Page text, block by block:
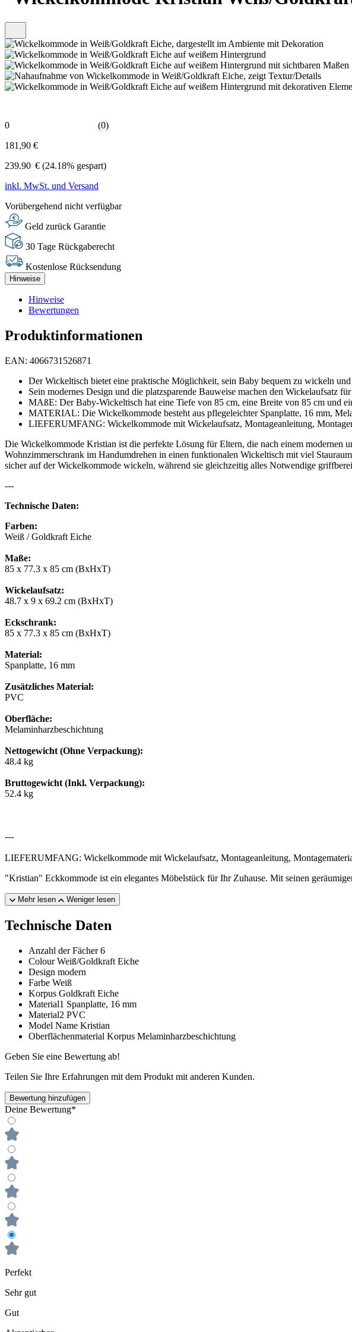
0
(0)
181,90 €
239.90 € (24.18% gespart)
inkl. MwSt. und Versand
Vorübergehend nicht verfügbar
Geld zurück Garantie
30 Tage Rückgaberecht
Kostenlose Rücksendung
Hinweise
Hinweise
Bewertungen
Produktinformationen
EAN: 4066731526871
Der Wickeltisch bietet eine praktische Möglichkeit, sein Baby bequem zu wickeln
Sein modernes Design und die platzsparende Bauweise machen den Wickelaufsatz
MAßE: Der Baby-Wickeltisch hat eine Tiefe von 85 cm, eine Breite von 85 cm und
MATERIAL: Die Wickelkommode besteht aus pflegeleichter Spanplatte, 16 mm,
LIEFERUMFANG: Wickelkommode mit Wickelaufsatz, Montageanleitung,
Die Wickelkommode Kristian ist die perfekte Lösung für Eltern, die nach einem modernen
Wohnzimmerschrank im Handumdrehen in einen funktionalen Wickeltisch mit viel
sicher auf der Wickelkommode wickeln, während sie gleichzeitig alles Notwendige
---
Technische Daten:
Farben:
Weiß / Goldkraft Eiche
Maße:
85 x 77.3 x 85 cm (BxHxT)
Wickelaufsatz:
48.7 x 9 x 69.2 cm (BxHxT)
Eckschrank:
85 x 77.3 x 85 cm (BxHxT)
Material:
Spanplatte, 16 mm
Zusätzliches Material:
PVC
Oberfläche:
Melaminharzbeschichtung
Nettogewicht (Ohne Verpackung):
48.4 kg
Bruttogewicht (Inkl. Verpackung):
52.4 kg
---
LIEFERUMFANG: Wickelkommode mit Wickelaufsatz, Montageanleitung,
"Kristian" Eckkommode ist ein elegantes Möbelstück für Ihr Zuhause. Mit seinen
Mehr lesen Weniger lesen
Technische Daten
Anzahl der Fächer 6
Colour Weiß/Goldkraft Eiche
Design modern
Farbe Weiß
Korpus Goldkraft Eiche
Material1 Spanplatte, 16 mm
Material2 PVC
Model Name Kristian
Oberflächenmaterial Korpus Melaminharzbeschichtung
Geben Sie eine Bewertung ab!
Teilen Sie Ihre Erfahrungen mit dem Produkt mit anderen Kunden.
Bewertung hinzufügen
Deine Bewertung*
Perfekt
Sehr gut
Gut